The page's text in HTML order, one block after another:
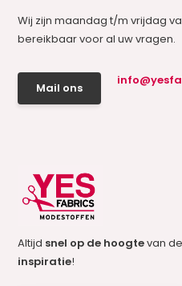
Wij zijn maandag t/m vrijdag
bereikbaar voor al uw vragen.
Mail ons
Altijd snel op de hoogtevan de
inspiratie!